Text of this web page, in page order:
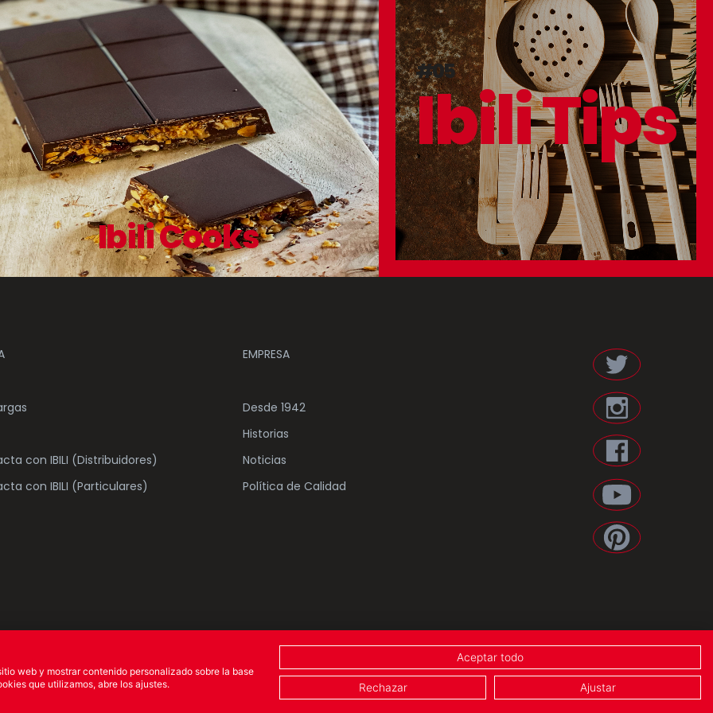
Ibili Cooks
#05
Ibili Tips
con IBILI (Distribuidores)
con IBILI (Particulares)
EMPRESA
Desde 1942
Historias
Noticias
Política de Calidad
web y mostrar contenido personalizado sobre la base
que utilizamos, abre los ajustes.
Aceptar todo
Rechazar Ajustar